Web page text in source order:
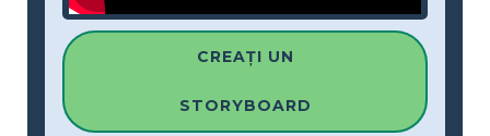
CREAȚI UN
STORYBOARD